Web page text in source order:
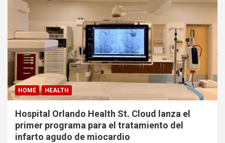
HOME HEALTH
Hospital Orlando Health St. Cloud lanza el
primer programa para el tratamiento del
infarto agudo de miocardio